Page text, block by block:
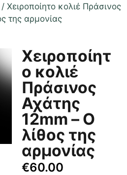
/ Χειροποίητο κολιέ Πράσινος
της αρμονίας
Χειροποίητ
ο κολιέ
Πράσινος
Αχάτης
12mm – Ο
λίθος της
αρμονίας
€60.00